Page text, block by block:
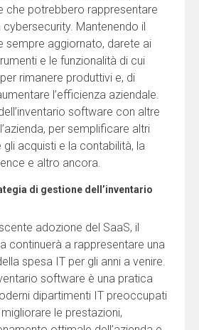
che potrebbero rappresentare
cybersecurity. Mantenendo il
sempre aggiornato, darete ai
e le funzionalità di cui
rimanere produttivi e, di
l’efficienza aziendale.
software con altre
per semplificare altri
acquisti e la contabilità, la
e altro ancora.
di gestione dell’inventario
adozione del SaaS, il
continuerà a rappresentare una
spesa IT per gli anni a venire.
software è una pratica
dipartimenti IT preoccupati
le prestazioni,